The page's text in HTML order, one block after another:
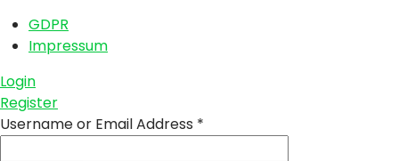
GDPR
Impressum
Login
Register
Username or Email Address *